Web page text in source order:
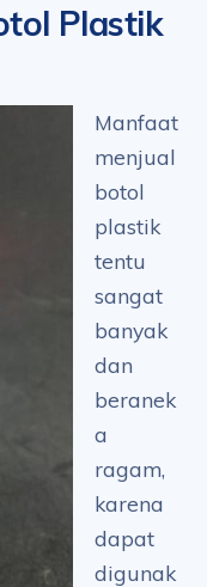
Plastik
Manfaat
menjual
botol
plastik
tentu
sangat
banyak
dan
beranek
a
ragam,
karena
dapat
digunak